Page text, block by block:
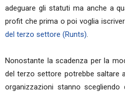
adeguare gli statuti ma anche a
profit che prima o poi voglia
del terzo settore (Runts).
Nonostante la scadenza per la
del terzo settore potrebbe saltare
organizzazioni stanno